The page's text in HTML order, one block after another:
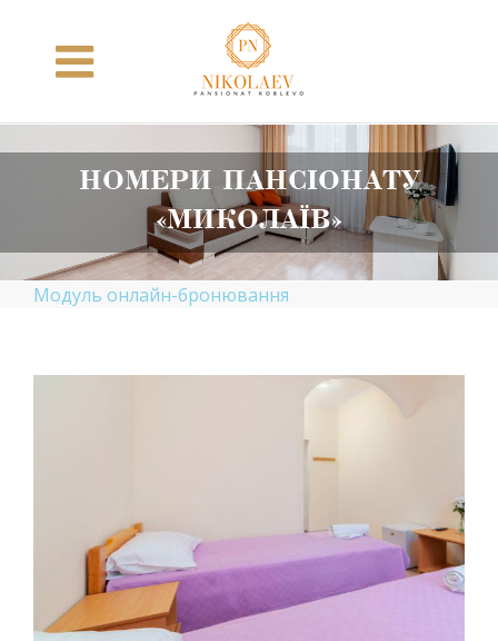
content
НОМЕРИ ПАНСІОНАТУ
«МИКОЛАЇВ»
Модуль онлайн-бронювання